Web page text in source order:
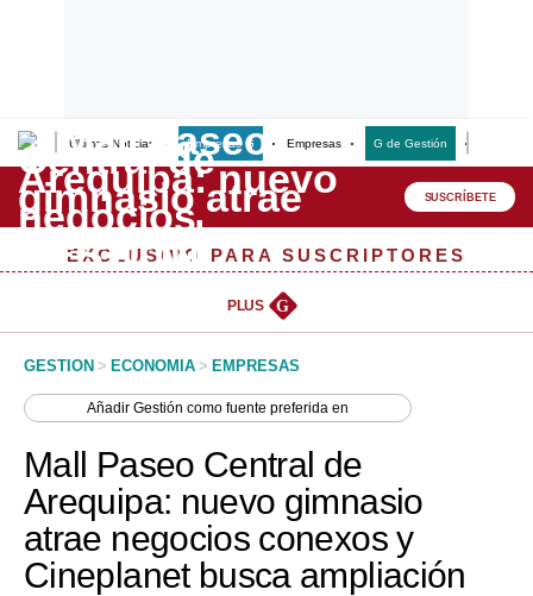
Últimas Noticias Empresas G Empresas G de Gestión
Lo último
Peru Quiosco
Management & Empleo
Perú
Política
Tu Dinero
SUSCRÍBETE
EXCLUSIVO PARA SUSCRIPTORES
PLUS G
GESTION > ECONOMIA > EMPRESAS
AñadirGestión como fuente preferida en
Mall Paseo Central de
Arequipa: nuevo gimnasio
atrae negocios conexos y
Cineplanet busca ampliación